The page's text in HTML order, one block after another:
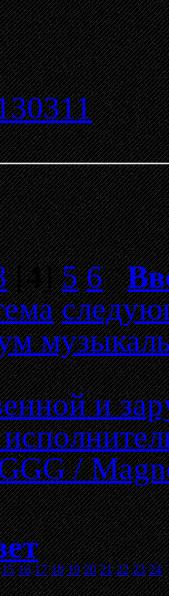
[4]5 6
и
/
15 16 17 18 19 20 21 22 23 24